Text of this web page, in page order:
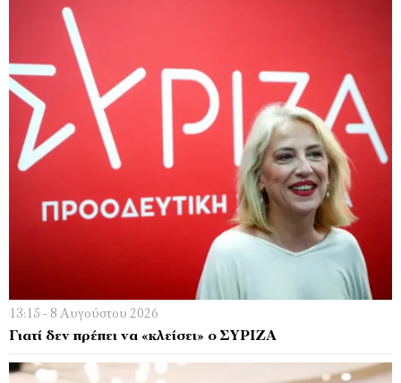
13:15 - 8 Αυγούστου 2026
Γιατί δεν πρέπει να «κλείσει» ο ΣΥΡΙΖΑ